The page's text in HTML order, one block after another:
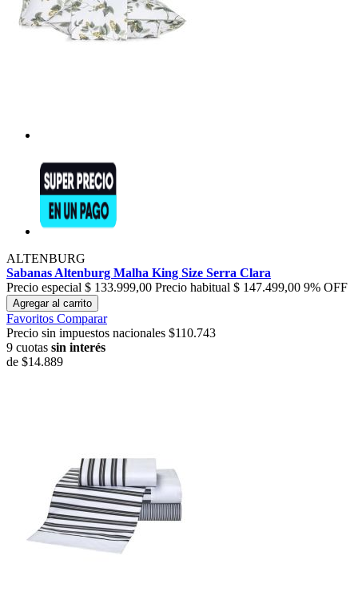
ALTENBURG
Sabanas Altenburg Malha King Size Serra Clara
Precio especial $ 133.999,00 Precio habitual $ 147.499,00 9% OFF
Agregar al carrito
Favoritos Comparar
Precio sin impuestos nacionales $110.743
9 cuotas sin interés
de $14.889